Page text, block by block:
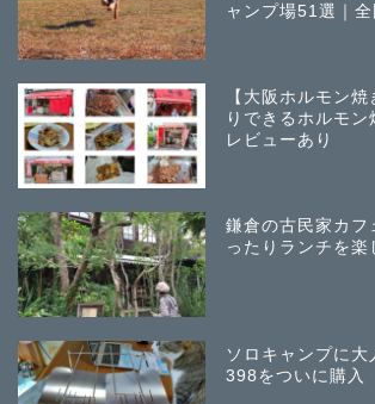
ャンプ場51選｜
【大阪ホルモン
りできるホルモ
レビューあり
鎌倉の古民家カフ
ったりランチを楽
ソロキャンプに
398をついに購入